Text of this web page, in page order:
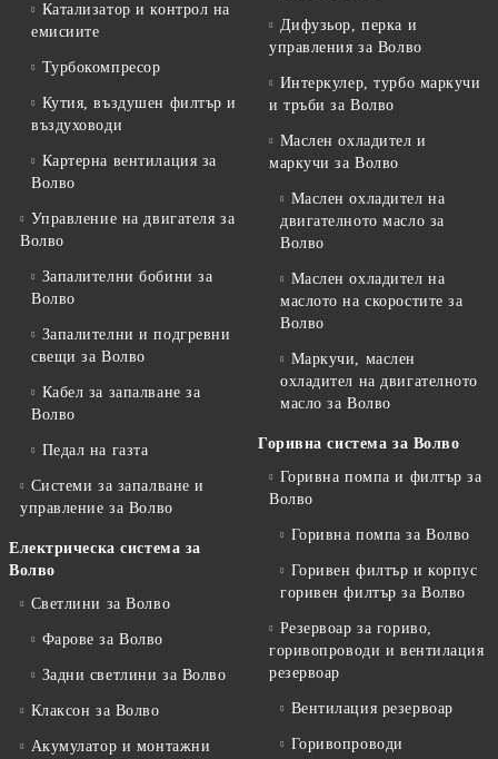
Катализатор и контрол на
емисиите
Турбокомпресор
Кутия, въздушен филтър и
въздуховоди
Картерна вентилация за
Волво
Управление на двигателя за
Волво
Запалителни бобини за
Волво
Запалителни и подгревни
свещи за Волво
Кабел за запалване за
Волво
Педал на газта
Системи за запалване и
управление за Волво
Електрическа система за
Волво
Светлини за Волво
Фарове за Волво
Задни светлини за Волво
Клаксон за Волво
Акумулатор и монтажни
Дифузьор, перка и
управления за Волво
Интеркулер, турбо маркучи
и тръби за Волво
Маслен охладител и
маркучи за Волво
Маслен охладител на
двигателното масло за
Волво
Маслен охладител на
маслото на скоростите за
Волво
Маркучи, маслен
охладител на двигателното
масло за Волво
Горивна система за Волво
Горивна помпа и филтър за
Волво
Горивна помпа за Волво
Горивен филтър и корпус
горивен филтър за Волво
Резервоар за гориво,
горивопроводи и вентилация
резервоар
Вентилация резервоар
Горивопроводи